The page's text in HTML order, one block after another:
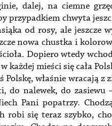
dalej, na ciemne
przypadkiem chwyta
od rosy, ale jeszcze
nowa chustka i
Dopiero wtedy
każdej mieści się cała
Polskę, właśnie wracają
do nalewek, do
Pani popatrzy.
robi się teraz szybko,